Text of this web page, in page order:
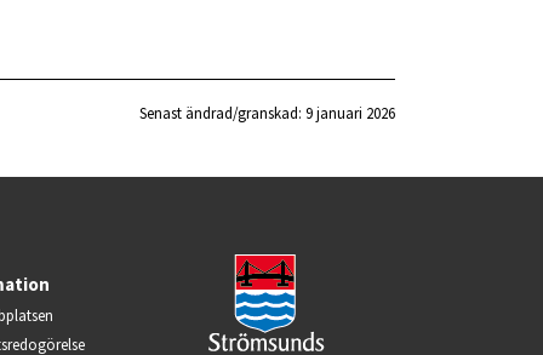
Senast ändrad/granskad: 9 januari 2026